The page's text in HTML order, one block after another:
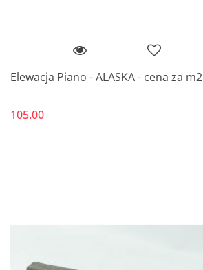
Elewacja Piano - ALASKA - cena za m2
105.00